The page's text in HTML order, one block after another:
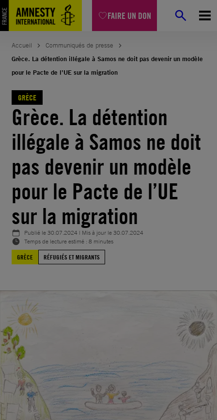
FAIRE UN DON
Aller
au
contenu
Accueil
Communiqués de presse
Grèce. La détention illégale à Samos ne doit pas devenir un modèle
pour le Pacte de l’UE sur la migration
GRÈCE
Grèce. La détention
illégale à Samos ne doit
pas devenir un modèle
pour le Pacte de l’UE
sur la migration
Publié le30.07.2024 | Mis à jour le30.07.2024
Temps de lecture estimé : 8 minutes
GRÈCE
RÉFUGIÉS ET MIGRANTS